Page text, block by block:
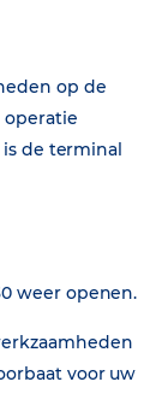
op de
de terminal
weer openen.
voor uw